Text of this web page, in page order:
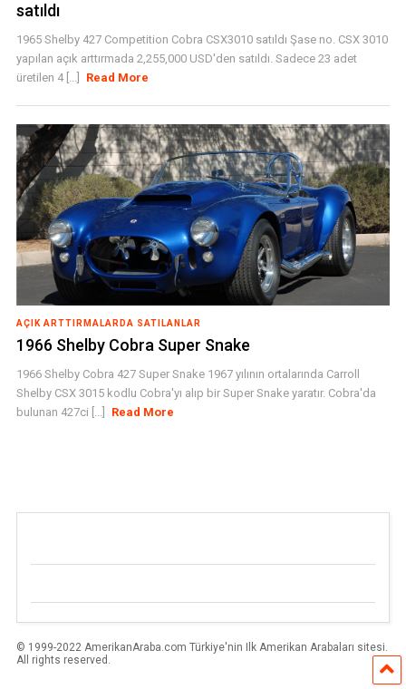
satıldı
1965 Shelby 427 Competition Cobra CSX3010 satıldı Şase no. CSX 3010
yapılan açık arttırmada 2,255,000 USD'den satıldı. Sadece 23 adet
üretilen 4 [...]
Read More
AÇIK ARTTIRMALARDA SATILANLAR
1966 Shelby Cobra Super Snake
1966 Shelby Cobra 427 Super Snake 1967 yılının ortalarında Carroll
Shelby CSX 3015 kodlu Cobra'yı alıp bir Super Snake yaratır. Cobra'da
bulunan 427ci [...]
Read More
© 1999-2022 AmerikanAraba.com Türkiye'nin Ilk Amerikan Arabaları sitesi.
All rights reserved.